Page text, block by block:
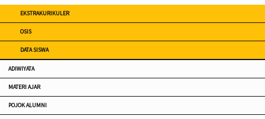
EKSTRAKURIKULER
OSIS
DATA SISWA
ADIWIYATA
MATERI AJAR
POJOK ALUMNI